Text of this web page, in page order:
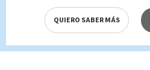
QUIERO SABER MÁS